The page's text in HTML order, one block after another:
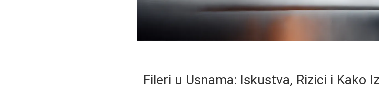
Fileri u Usnama: Iskustva, Rizici i Kako